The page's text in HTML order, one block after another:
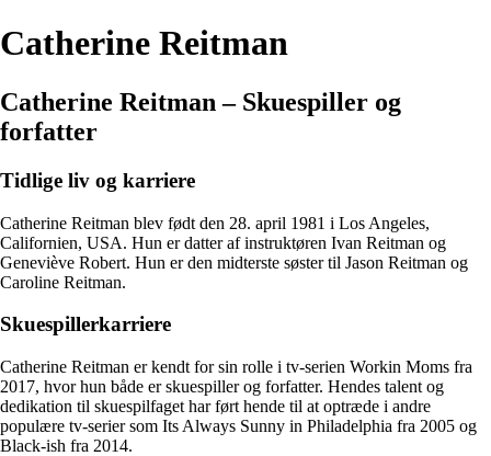
Catherine Reitman
Catherine Reitman – Skuespiller og
forfatter
Tidlige liv og karriere
Catherine Reitman blev født den 28. april 1981 i Los Angeles,
Californien, USA. Hun er datter af instruktøren Ivan Reitman og
Geneviève Robert. Hun er den midterste søster til Jason Reitman og
Caroline Reitman.
Skuespillerkarriere
Catherine Reitman er kendt for sin rolle i tv-serien Workin Moms fra
2017, hvor hun både er skuespiller og forfatter. Hendes talent og
dedikation til skuespilfaget har ført hende til at optræde i andre
populære tv-serier som Its Always Sunny in Philadelphia fra 2005 og
Black-ish fra 2014.